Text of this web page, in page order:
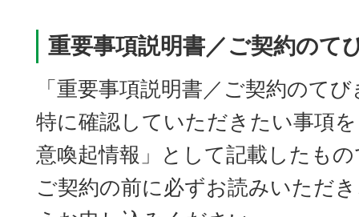
重要事項説明書／ご契約のて
「重要事項説明書／ご契約のて
特に確認していただきたい事項
意喚起情報」として記載したも
ご契約の前に必ずお読みいただ